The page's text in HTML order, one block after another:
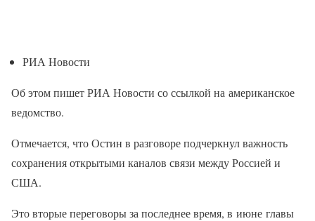
РИА Новости
Об этом пишет РИА Новости со ссылкой на американское
ведомство.
Отмечается, что Остин в разговоре подчеркнул важность
сохранения открытыми каналов связи между Россией и
США.
Это вторые переговоры за последнее время, в июне главы